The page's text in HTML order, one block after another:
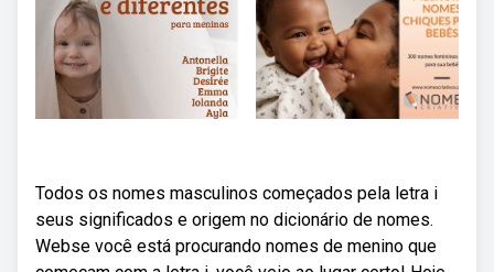
Todos os nomes masculinos começados pela letra i
seus significados e origem no dicionário de nomes.
Webse você está procurando nomes de menino que